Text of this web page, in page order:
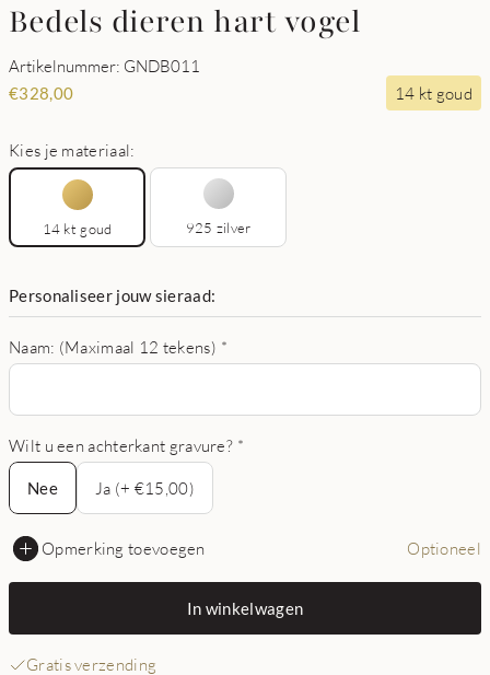
Bedels dieren hart vogel
Artikelnummer: GNDB011
€328,00 14 kt goud
Kies je materiaal:
14 kt goud 925 zilver
Personaliseer jouw sieraad:
Naam: (Maximaal 12 tekens) *
Wilt u een achterkant gravure? *
Nee
Nee
Ja (+ €15,00)
Opmerking toevoegen Optioneel
In winkelwagen
Gratis verzending